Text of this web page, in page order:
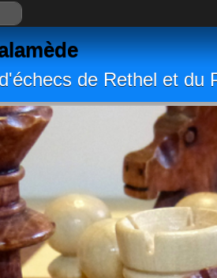
de Rethel et du
des cookies